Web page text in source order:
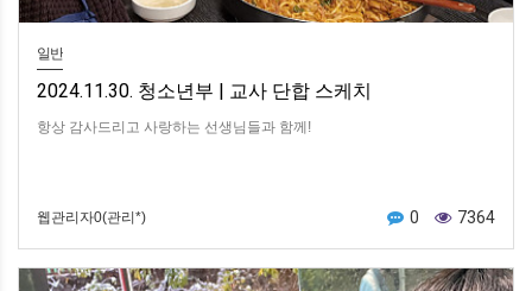
일반
2024.11.30. 청소년부 | 교사 단합 스케치
항상 감사드리고 사랑하는 선생님들과 함께!
웹관리자0(관리*) 0 7364